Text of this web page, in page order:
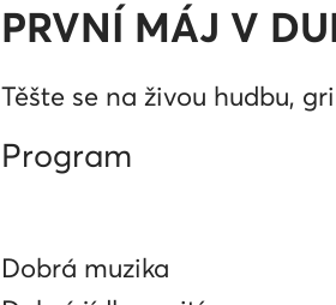
PRVNÍ MÁJ V
Těšte se na živou hudbu,
Program
Dobrá muzika